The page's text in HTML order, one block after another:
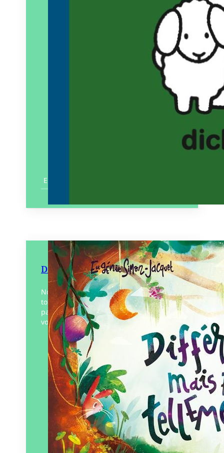
En savoir plus
Différents mais pas tellement !
Noé et Tom, deux jeunes garçons que
tout oppose racontent à tour de rôle les
particularités de la vie de l’autre. Mais
voilà qu’un jour « BOUMMM »…
Éditeur :
Plumes de Bourdon
Paru le15/09/2022